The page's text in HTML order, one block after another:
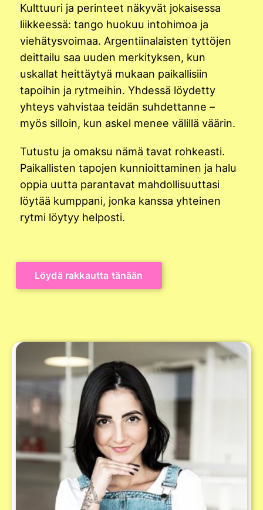
Kulttuuri ja perinteet näkyvät jokaisessa
liikkeessä: tango huokuu intohimoa ja
viehätysvoimaa. Argentiinalaisten tyttöjen
deittailu saa uuden merkityksen, kun
uskallat heittäytyä mukaan paikallisiin
tapoihin ja rytmeihin. Yhdessä löydetty
yhteys vahvistaa teidän suhdettanne –
myös silloin, kun askel menee välillä väärin.
Tutustu ja omaksu nämä tavat rohkeasti.
Paikallisten tapojen kunnioittaminen ja halu
oppia uutta parantavat mahdollisuuttasi
löytää kumppani, jonka kanssa yhteinen
rytmi löytyy helposti.
Löydä rakkautta tänään